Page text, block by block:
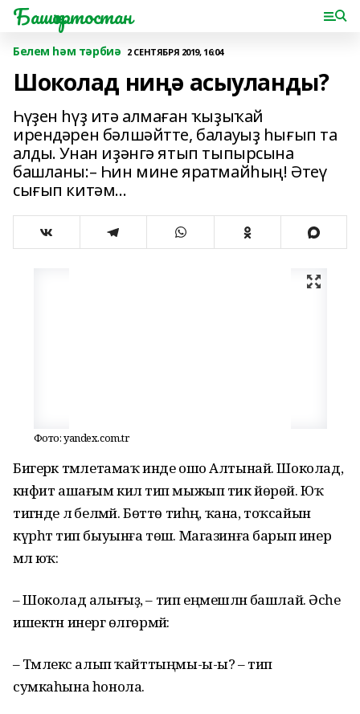
Башҡортостан
Белем һәм тәрбиә 2 СЕНТЯБРЯ 2019, 16:04
Шоколад ниңә асыуланды?
Һүҙен һүҙ итә алмаған ҡыҙыҡай
ирендәрен бәлшәйтте, балауыҙ һығып та
алды. Унан иҙәнгә ятып тыпырсына
башланы:– Һин мине яратмайһың! Әтеү
сығып китәм...
Фото: yandex.com.tr
Бигерәк тәмлетамаҡ инде ошо Алтынай. Шоколад,
кәнфит ашағым килә тип мыжып тик йөрөй. Юҡ
тигәнде лә белмәй. Бөттө тиһәң, ҡана, тоҡсайын
күрһәт тип быуынға төшә. Магазинға барып инер
әмәл юҡ:
– Шоколад алығыҙ, – тип еңмешләнә башлай. Әсәһе
ишектән инергә өлгөрмәй:
– Тәмлекәс алып ҡайттыңмы-ы-ы? – тип
сумкаһына һонола.